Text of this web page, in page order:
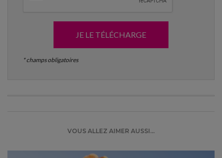
JE LE TÉLÉCHARGE
* champs obligatoires
VOUS ALLEZ AIMER AUSSI...